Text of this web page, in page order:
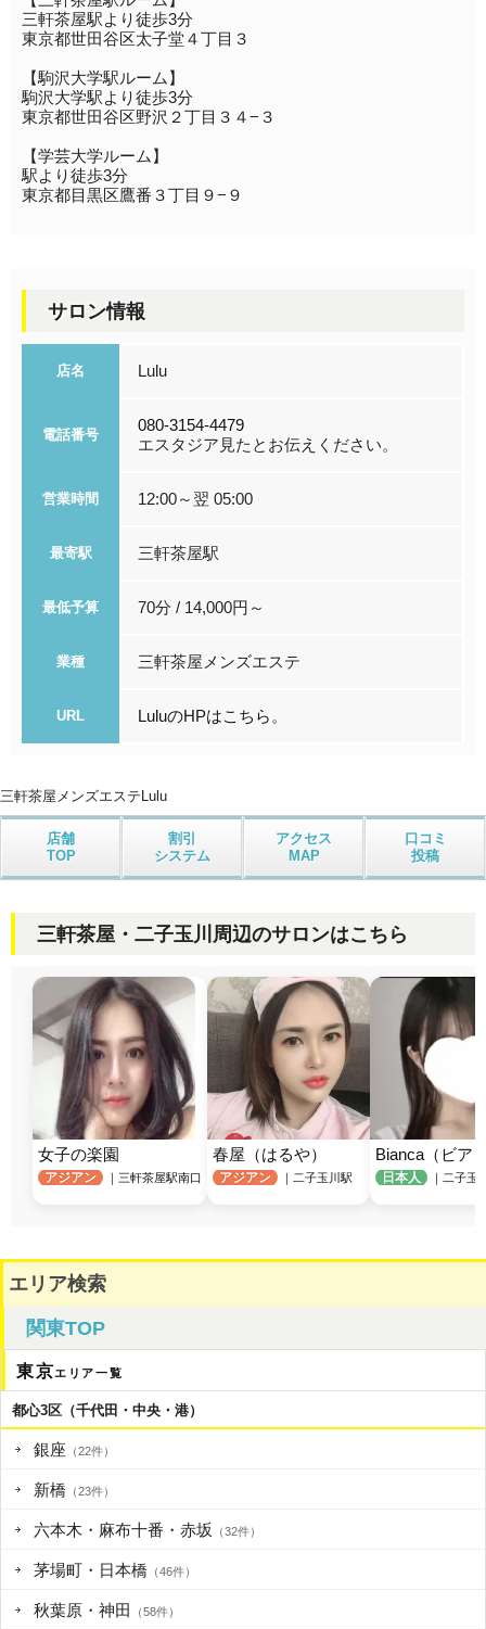
三軒茶屋駅より徒歩3分
東京都世田谷区太子堂４丁目３
【駒沢大学駅ルーム】
駒沢大学駅より徒歩3分
東京都世田谷区野沢２丁目３４−３
【学芸大学ルーム】
駅より徒歩3分
東京都目黒区鷹番３丁目９−９
サロン情報
店名 Lulu
電話番号
080-3154-4479
エスタジア見たとお伝えください。
営業時間 12:00～翌 05:00
最寄駅 三軒茶屋駅
最低予算 70分 / 14,000円～
業種 三軒茶屋メンズエステ
URL LuluのHPはこちら。
三軒茶屋メンズエステ Lulu
店舗
TOP
割引
システム
アクセス
MAP
口コミ
投稿
三軒茶屋・二子玉川周辺のサロンはこちら
女子の楽園
アジアン ｜三軒茶屋駅南口
春屋（はるや）
アジアン ｜二子玉川駅
Bianca（ビア
日本人 ｜二子玉
エリア検索
関東TOP
東京エリア一覧
都心3区（千代田・中央・港）
銀座 （22件）
新橋 （23件）
六本木・麻布十番・赤坂 （32件）
茅場町・日本橋 （46件）
秋葉原・神田 （58件）